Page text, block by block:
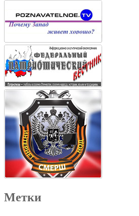
Метки